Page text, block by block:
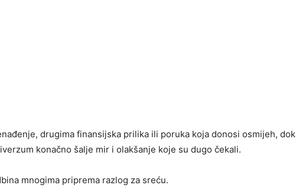
drugima finansijska prilika ili poruka koja donosi osmijeh, dok
konačno šalje mir i olakšanje koje su dugo čekali.
mnogima priprema razlog za sreću.